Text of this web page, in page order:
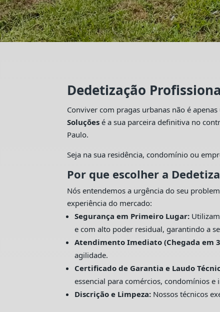
Dedetização
Conviver com pragas urbanas não é
Soluções é a sua parceira definitiva no
Paulo.
Seja na sua residência, condomínio ou
Por que escolher a
Nós entendemos a urgência do seu
experiência do mercado:
Segurança em Primeiro Lugar:
e com alto poder residual, garantindo a
Atendimento Imediato (Chegada em
agilidade.
Certificado de Garantia e Laudo
essencial para comércios, condomínios e
Discrição e Limpeza: Nossos técnicos